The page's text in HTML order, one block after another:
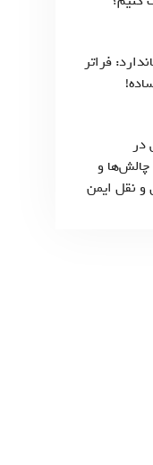
فراتر
در
و
و نقل ایمن